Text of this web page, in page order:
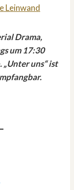
Leinwand
Drama,
um 17:30
„Unter uns“ ist